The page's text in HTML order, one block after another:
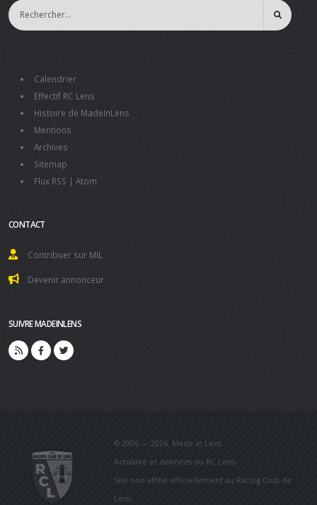
Calendrier
Effectif RC Lens
Histoire de MadeInLens
Mentions
Archives
Sitemap
Flux RSS | Atom
CONTACT
Contribuer sur MiL
Devenir annonceur
SUIVRE MADEINLENS
© 2006 — 2026. Made in Lens.
Actualité et données du RC Lens.
Site non affilié officiellement au Racing Club de
Lens.